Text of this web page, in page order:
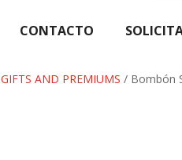
CONTACTO
GIFTS AND PREMIUMS / Bombón